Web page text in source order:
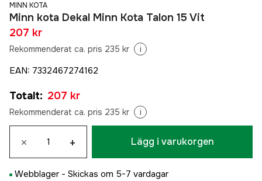
MINN KOTA
Minn kota Dekal Minn Kota Talon 15 Vit
207 kr
Rekommenderat ca. pris 235 kr i
EAN: 7332467274162
Totalt: 207 kr
Rekommenderat ca. pris 235 kr i
× + Lägg i varukorgen
Webblager - Skickas om 5-7 vardagar